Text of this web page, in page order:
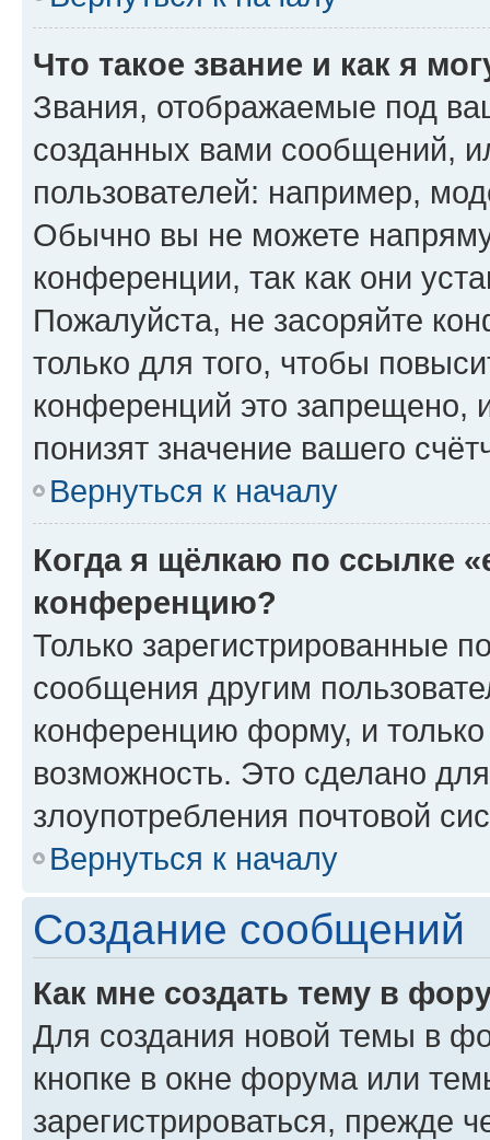
Что такое звание и как я
Звания, отображаемые под
созданных вами сообщений,
пользователей: например,
Обычно вы не можете
конференции, так как они
Пожалуйста, не засоряйте
только для того, чтобы
конференций это запрещено,
понизят значение вашего
Вернуться к началу
Когда я щёлкаю по ссылке
конференцию?
Только зарегистрированные
сообщения другим
конференцию форму, и
возможность. Это сделано
злоупотребления почтовой
Вернуться к началу
Создание сообщений
Как мне создать тему в
Для создания новой темы в
кнопке в окне форума или
зарегистрироваться, прежде